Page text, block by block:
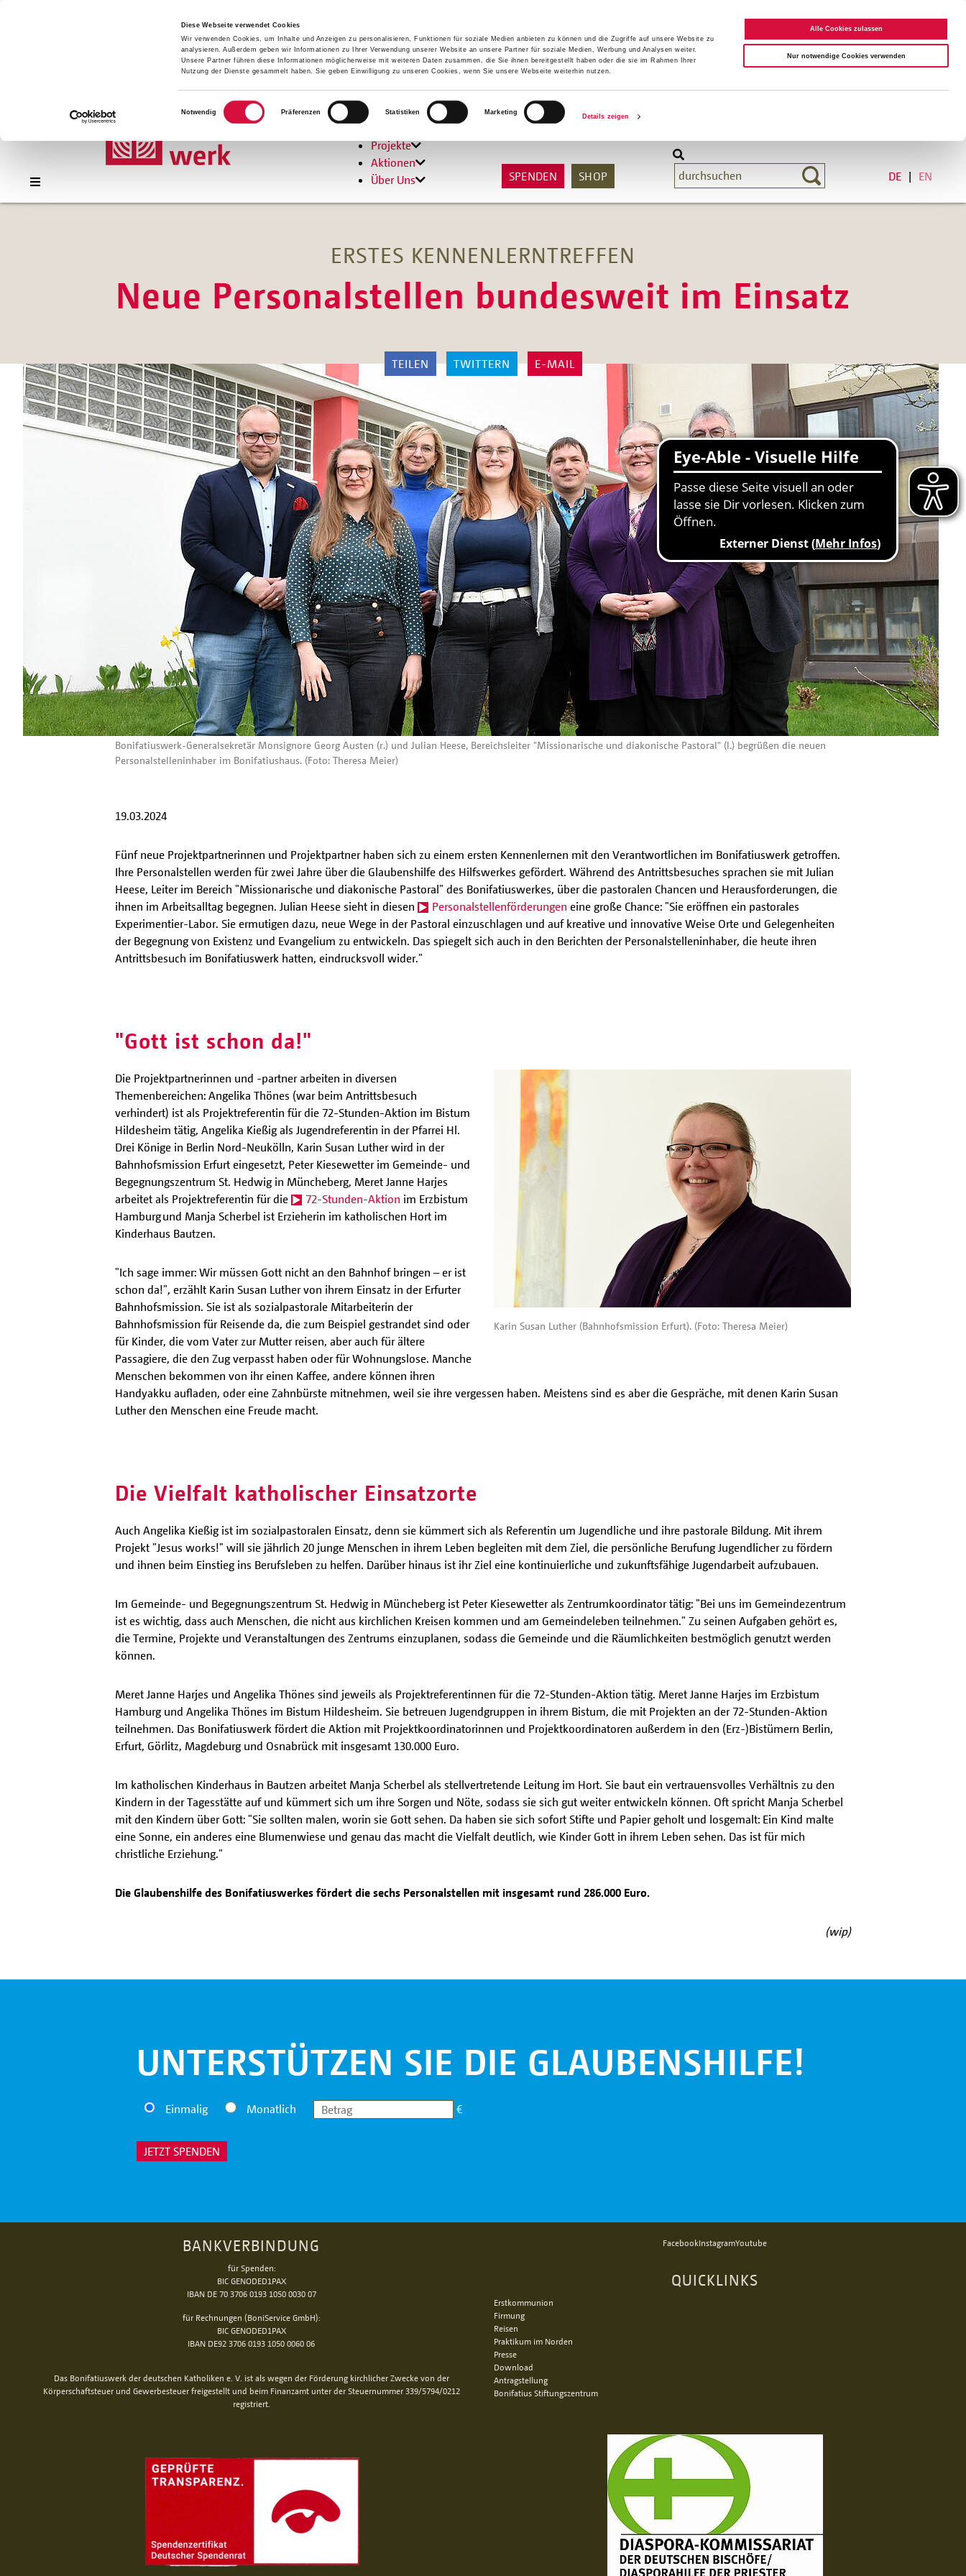
Diese Webseite verwendet Cookies
Wir verwenden Cookies, um Inhalte und Anzeigen zu personalisieren, Funktionen für soziale Medien anbieten zu können und die Zugriffe auf unsere Website zu
analysieren. Außerdem geben wir Informationen zu Ihrer Verwendung unserer Website an unsere Partner für soziale Medien, Werbung und Analysen weiter.
Unsere Partner führen diese Informationen möglicherweise mit weiteren Daten zusammen, die Sie ihnen bereitgestellt haben oder die sie im Rahmen Ihrer
Nutzung der Dienste gesammelt haben. Sie geben Einwilligung zu unseren Cookies, wenn Sie unsere Webseite weiterhin nutzen.
Einwilligungsauswahl
Notwendig
Präferenzen Statistiken Marketing
Details zeigen
Alle Cookies zulassen
Nur notwendige Cookies verwenden
Hilfen
Projekte
Aktionen
Über Uns
SPENDEN SHOP DE EN
ERSTES KENNENLERNTREFFEN
Neue Personalstellen bundesweit im Einsatz
TEILEN TWITTERN E-MAIL
Bonifatiuswerk-Generalsekretär Monsignore Georg Austen (r.) und Julian Heese, Bereichsleiter "Missionarische und diakonische Pastoral" (l.) begrüßen die neuen
Personalstelleninhaber im Bonifatiushaus. (Foto: Theresa Meier)
19.03.2024
Fünf neue Projektpartnerinnen und Projektpartner haben sich zu einem ersten Kennenlernen mit den Verantwortlichen im Bonifatiuswerk getroffen.
Ihre Personalstellen werden für zwei Jahre über die Glaubenshilfe des Hilfswerkes gefördert. Während des Antrittsbesuches sprachen sie mit Julian
Heese, Leiter im Bereich "Missionarische und diakonische Pastoral" des Bonifatiuswerkes, über die pastoralen Chancen und Herausforderungen, die
ihnen im Arbeitsalltag begegnen. Julian Heese sieht in diesen
Personalstellenförderungen eine große Chance: "Sie eröffnen ein pastorales
Experimentier-Labor. Sie ermutigen dazu, neue Wege in der Pastoral einzuschlagen und auf kreative und innovative Weise Orte und Gelegenheiten
der Begegnung von Existenz und Evangelium zu entwickeln. Das spiegelt sich auch in den Berichten der Personalstelleninhaber, die heute ihren
Antrittsbesuch im Bonifatiuswerk hatten, eindrucksvoll wider."
"Gott ist schon da!"
Karin Susan Luther (Bahnhofsmission Erfurt). (Foto: Theresa Meier)
Die Projektpartnerinnen und -partner arbeiten in diversen
Themenbereichen: Angelika Thönes (war beim Antrittsbesuch
verhindert) ist als Projektreferentin für die 72-Stunden-Aktion im Bistum
Hildesheim tätig, Angelika Kießig als Jugendreferentin in der Pfarrei Hl.
Drei Könige in Berlin Nord-Neukölln, Karin Susan Luther wird in der
Bahnhofsmission Erfurt eingesetzt, Peter Kiesewetter im Gemeinde- und
Begegnungszentrum St. Hedwig in Müncheberg, Meret Janne Harjes
arbeitet als Projektreferentin für die
72-Stunden-Aktion im Erzbistum
Hamburg und Manja Scherbel ist Erzieherin im katholischen Hort im
Kinderhaus Bautzen.
"Ich sage immer: Wir müssen Gott nicht an den Bahnhof bringen – er ist
schon da!", erzählt Karin Susan Luther von ihrem Einsatz in der Erfurter
Bahnhofsmission. Sie ist als sozialpastorale Mitarbeiterin der
Bahnhofsmission für Reisende da, die zum Beispiel gestrandet sind oder
für Kinder, die vom Vater zur Mutter reisen, aber auch für ältere
Passagiere, die den Zug verpasst haben oder für Wohnungslose. Manche
Menschen bekommen von ihr einen Kaffee, andere können ihren
Handyakku aufladen, oder eine Zahnbürste mitnehmen, weil sie ihre vergessen haben. Meistens sind es aber die Gespräche, mit denen Karin Susan
Luther den Menschen eine Freude macht.
Die Vielfalt katholischer Einsatzorte
Auch Angelika Kießig ist im sozialpastoralen Einsatz, denn sie kümmert sich als Referentin um Jugendliche und ihre pastorale Bildung. Mit ihrem
Projekt "Jesus works!" will sie jährlich 20 junge Menschen in ihrem Leben begleiten mit dem Ziel, die persönliche Berufung Jugendlicher zu fördern
und ihnen beim Einstieg ins Berufsleben zu helfen. Darüber hinaus ist ihr Ziel eine kontinuierliche und zukunftsfähige Jugendarbeit aufzubauen.
Im Gemeinde- und Begegnungszentrum St. Hedwig in Müncheberg ist Peter Kiesewetter als Zentrumkoordinator tätig: "Bei uns im Gemeindezentrum
ist es wichtig, dass auch Menschen, die nicht aus kirchlichen Kreisen kommen und am Gemeindeleben teilnehmen." Zu seinen Aufgaben gehört es,
die Termine, Projekte und Veranstaltungen des Zentrums einzuplanen, sodass die Gemeinde und die Räumlichkeiten bestmöglich genutzt werden
können.
Meret Janne Harjes und Angelika Thönes sind jeweils als Projektreferentinnen für die 72-Stunden-Aktion tätig. Meret Janne Harjes im Erzbistum
Hamburg und Angelika Thönes im Bistum Hildesheim. Sie betreuen Jugendgruppen in ihrem Bistum, die mit Projekten an der 72-Stunden-Aktion
teilnehmen. Das Bonifatiuswerk fördert die Aktion mit Projektkoordinatorinnen und Projektkoordinatoren außerdem in den (Erz-)Bistümern Berlin,
Erfurt, Görlitz, Magdeburg und Osnabrück mit insgesamt 130.000 Euro.
Im katholischen Kinderhaus in Bautzen arbeitet Manja Scherbel als stellvertretende Leitung im Hort. Sie baut ein vertrauensvolles Verhältnis zu den
Kindern in der Tagesstätte auf und kümmert sich um ihre Sorgen und Nöte, sodass sie sich gut weiter entwickeln können. Oft spricht Manja Scherbel
mit den Kindern über Gott: "Sie sollten malen, worin sie Gott sehen. Da haben sie sich sofort Stifte und Papier geholt und losgemalt: Ein Kind malte
eine Sonne, ein anderes eine Blumenwiese und genau das macht die Vielfalt deutlich, wie Kinder Gott in ihrem Leben sehen. Das ist für mich
christliche Erziehung."
Die Glaubenshilfe des Bonifatiuswerkes fördert die sechs Personalstellen mit insgesamt rund 286.000 Euro.
(wip)
UNTERSTÜTZEN SIE DIE GLAUBENSHILFE!
Einmalig Monatlich €
JETZT SPENDEN
BANKVERBINDUNG
für Spenden:
BIC GENODED1PAX
IBAN DE 70 3706 0193 1050 0030 07
für Rechnungen (BoniService GmbH):
BIC GENODED1PAX
IBAN DE92 3706 0193 1050 0060 06
Das Bonifatiuswerk der deutschen Katholiken e. V. ist als wegen der Förderung kirchlicher Zwecke von der
Körperschaftsteuer und Gewerbesteuer freigestellt und beim Finanzamt unter der Steuernummer 339/5794/0212
registriert.
FacebookInstagramYoutube
QUICKLINKS
Erstkommunion
Firmung
Reisen
Praktikum im Norden
Presse
Download
Antragstellung
Bonifatius Stiftungszentrum